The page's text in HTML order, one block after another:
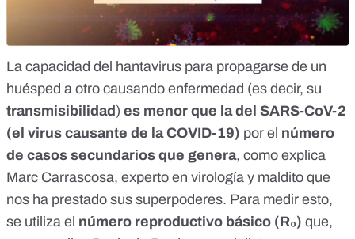
La capacidad del hantavirus para propagarse de un
huésped a otro causando enfermedad (es decir, su
transmisibilidad) es menor que la del SARS-CoV-2
(el virus causante de la COVID-19) por el número
de casos secundarios que genera, como explica
Marc Carrascosa, experto en virología y maldito que
nos ha prestado sus superpoderes. Para medir esto,
se utiliza el número reproductivo básico (R₀) que,